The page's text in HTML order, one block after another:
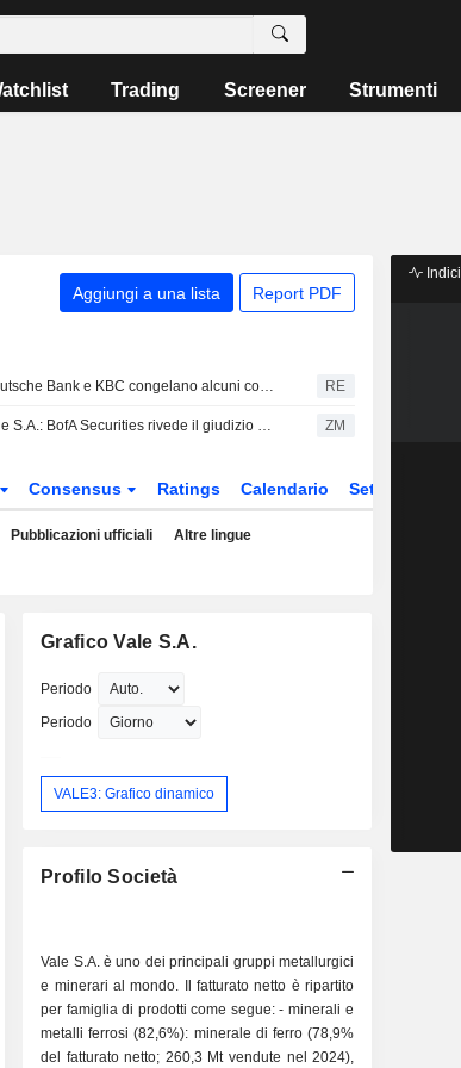
Trading Screener Strumenti
Aggiungi a una lista Report PDF
Deutsche Bank e KBC congelano alcuni conti bancari di Radiant World a Singapore, secondo Bloomberg News RE
Vale S.A.: BofA Securities rivede il giudizio che diventa Neutral ZM
Consensus Ratings Calendario Settore
Pubblicazioni ufficiali Altre lingue
Grafico Vale S.A.
Periodo
Periodo
VALE3: Grafico dinamico
Profilo Società
Vale S.A. è uno dei principali gruppi metallurgici
e minerari al mondo. Il fatturato netto è ripartito
per famiglia di prodotti come segue: - minerali e
metalli ferrosi (82,6%): minerale di ferro (78,9%
del fatturato netto; 260,3 Mt vendute nel 2024),
Indici